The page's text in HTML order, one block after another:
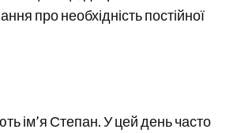
про необхідність постійної
ім’я Степан. У цей день часто